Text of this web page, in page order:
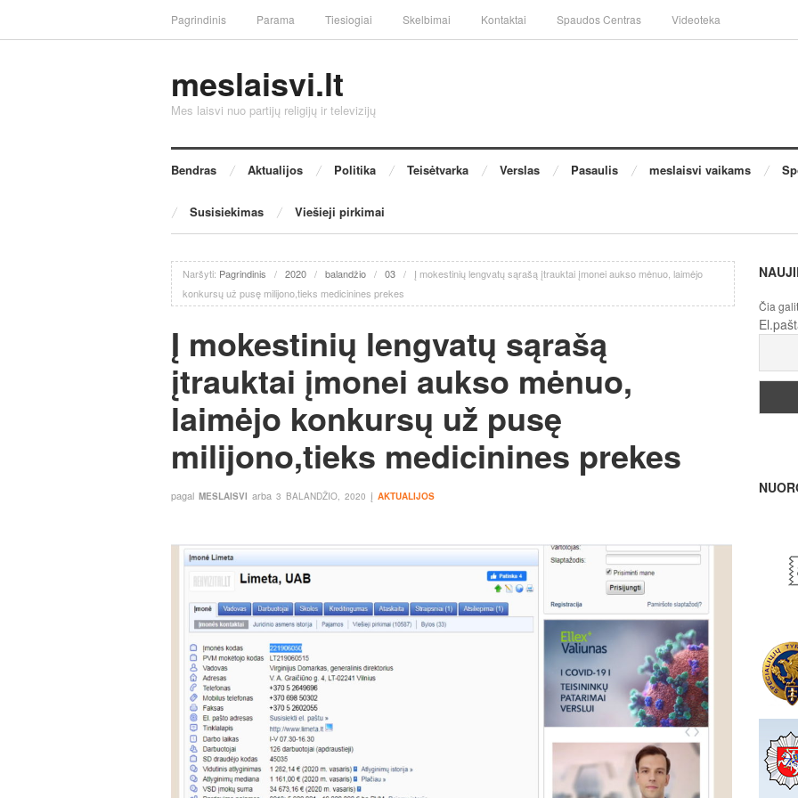
Pagrindinis Parama Tiesiogiai Skelbimai Kontaktai Spaudos Centras Videoteka
meslaisvi.lt
Mes laisvi nuo partijų religijų ir televizijų
Bendras Aktualijos Politika Teisėtvarka Verslas Pasaulis meslaisvi vaikams
Susisiekimas Viešieji pirkimai
Naršyti: Pagrindinis / 2020 / balandžio / 03 /
Į mokestinių lengvatų sąrašą įtrauktai įmonei aukso mėnuo, laimėjo
konkursų už pusę milijono,tieks medicinines prekes
Į mokestinių lengvatų sąrašą
įtrauktai įmonei aukso mėnuo,
laimėjo konkursų už pusę
milijono,tieks medicinines prekes
pagal MESLAISVI arba 3 BALANDŽIO, 2020 į AKTUALIJOS
Čia